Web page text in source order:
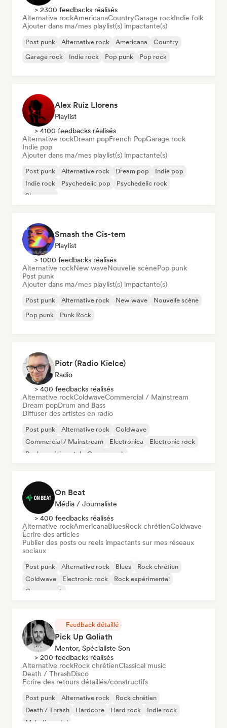
> 2300 feedbacks réalisés
Alternative rockAmericanaCountryGarage rockIndie folk
Ajouter dans ma/mes playlist(s) impactante(s)
Post punk Alternative rock Americana
Country
Garage rock
Indie rock Pop punk Pop rock
Alex Ruiz Llorens
Playlist
> 4100 feedbacks réalisés
Alternative rockDream popFrench PopGarage rock
Indie pop
Ajouter dans ma/mes playlist(s) impactante(s)
Post punk Alternative rock Dream pop
Indie pop
Indie rock
Psychedelic pop
Psychedelic rock
Shoegaze
Smash the Cis-tem
Playlist
> 1000 feedbacks réalisés
Alternative rockNew waveNouvelle scènePop punk
Post punk
Ajouter dans ma/mes playlist(s) impactante(s)
Post punk Alternative rock New wave
Nouvelle scène
Pop punk
Punk Rock
Piotr (Radio Kielce)
Radio
> 400 feedbacks réalisés
Alternative rockColdwaveCommercial / Mainstream
Dream popDrum and Bass
Diffuser des artistes en radio
Post punk Alternative rock
Coldwave
Commercial / Mainstream
Electronica
Electronic rock
Rock expérimental
Garage rock
On Beat
Média / Journaliste
> 400 feedbacks réalisés
Alternative rockAmericanaBluesRock chrétienColdwave
Écrire des articles
Publier des posts ou reels impactants sur mes réseaux
sociaux
Post punk Alternative rock Blues
Rock chrétien
Coldwave
Electronic rock
Rock expérimental
Garage rock
Feedback détaillé
Pick Up Goliath
Mentor, Spécialiste Son
> 200 feedbacks réalisés
Alternative rockRock chrétienClassical music
Death / ThrashDisco
Ecrire des retours détaillés/constructifs
Post punk Alternative rock
Rock chrétien
Death / Thrash
Hardcore Hard rock
Indie rock
Melodic metal